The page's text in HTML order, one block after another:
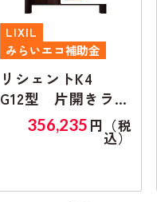
LIXIL
みらいエコ補助金
リシェントK4
G12型 片開きラン
マ無し356,235 円（税
込）